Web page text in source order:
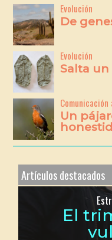
Evolución
De
Evolución
Salta
Comunicación
Un
Artículos destacados
El